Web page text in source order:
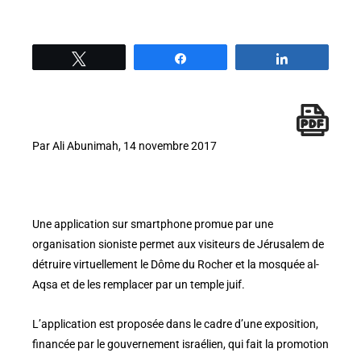
Par Ali Abunimah, 14 novembre 2017
Une application sur smartphone promue par une
organisation sioniste permet aux visiteurs de Jérusalem de
détruire virtuellement le Dôme du Rocher et la mosquée al-
Aqsa et de les remplacer par un temple juif.
L’application est proposée dans le cadre d’une exposition,
financée par le gouvernement israélien, qui fait la promotion